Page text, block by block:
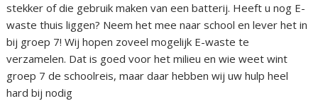
stekker of die gebruik maken van een batterij. Heeft u nog E-
waste thuis liggen? Neem het mee naar school en lever het in
bij groep 7! Wij hopen zoveel mogelijk E-waste te
verzamelen. Dat is goed voor het milieu en wie weet wint
groep 7 de schoolreis, maar daar hebben wij uw hulp heel
hard bij nodig